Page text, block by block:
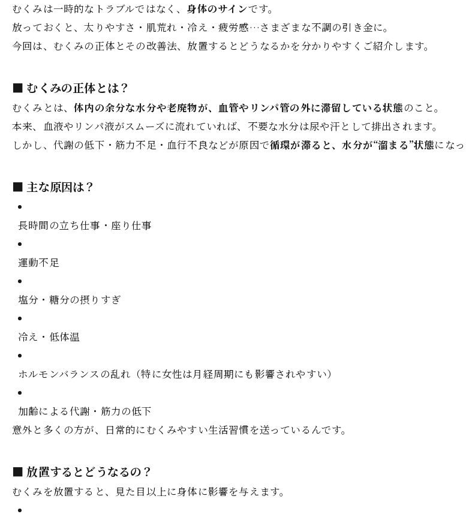
むくみは一時的なトラブルではなく、 身体のサインです。
放っておくと、太りやすさ・肌荒れ・冷え・疲労感…さまざまな不調の引き金に。
今回は、むくみの正体とその改善法、放置するとどうなるかを分かりやすくご紹介します。
■ むくみの正体とは？
むくみとは、体内の余分な水分や老廃物が、血管やリンパ管の外に滞留している状態のこと。
本来、血液やリンパ液がスムーズに流れていれば、不要な水分は尿や汗として排出されます。
しかし、代謝の低下・筋力不足・血行不良などが原因で循環が滞ると、水分が“溜まる”状態にな
■ 主な原因は？
長時間の立ち仕事・座り仕事
運動不足
塩分・糖分の摂りすぎ
冷え・低体温
ホルモンバランスの乱れ（特に女性は月経周期にも影響されやすい）
加齢による代謝・筋力の低下
意外と多くの方が、日常的にむくみやすい生活習慣を送っているんです。
■ 放置するとどうなるの？
むくみを放置すると、見た目以上に身体に影響を与えます。